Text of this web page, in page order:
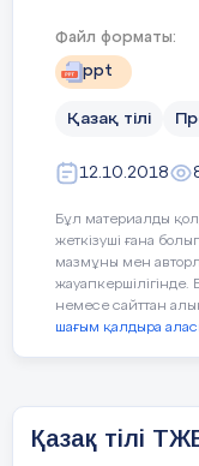
деңгейлері
Ойды жүйелі
Сұрақ қою
Пікір алмасу
Өз
қорғау
Стили
научный
употребления
Файл форматы:
ppt
Қазақ тілі
12.10.2018
Бұл материалды
жеткізуші ғана
мазмұны мен
немесе сайттан
шағым қалдыра
Қазақ тілі